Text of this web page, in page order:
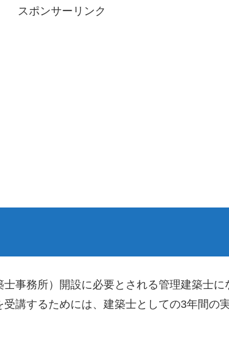
スポンサーリンク
事務所）開設に必要とされる管理建築士に
講するためには、建築士としての3年間の